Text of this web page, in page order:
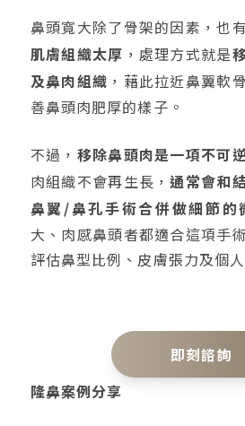
鼻頭寬大除了骨架的因素，也
肌膚組織太厚 ，處理方式就是
及鼻肉組織 ，藉此拉近鼻翼軟
善鼻頭肉肥厚的樣子。
不過， 移除鼻頭肉是一項不可
肉組織不會再生長，通常會和
鼻翼/鼻孔手術合併做細節的
大、肉感鼻頭者都適合這項手
評估鼻型比例、皮膚張力及個
即刻諮詢
隆鼻案例分享